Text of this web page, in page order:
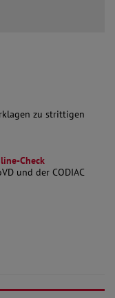
zu strittigen
Check
und der CODIAC